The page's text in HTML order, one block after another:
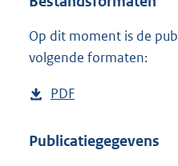
Op dit moment is de
volgende formaten:
D
w
PDF
s
Publicatiegegevens